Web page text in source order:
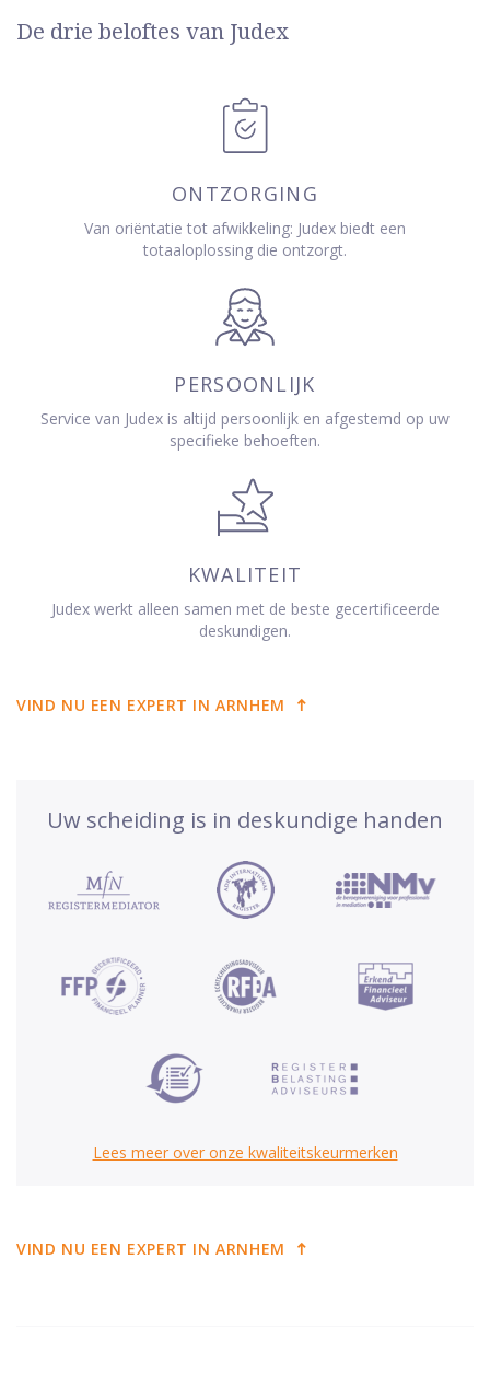
De drie beloftes van Judex
ONTZORGING
Van oriëntatie tot afwikkeling: Judex biedt een
totaaloplossing die ontzorgt.
PERSOONLIJK
Service van Judex is altijd persoonlijk en afgestemd op uw
specifieke behoeften.
KWALITEIT
Judex werkt alleen samen met de beste gecertificeerde
deskundigen.
VIND NU EEN EXPERT IN ARNHEM
Uw scheiding is in deskundige handen
Lees meer over onze kwaliteitskeurmerken
VIND NU EEN EXPERT IN ARNHEM